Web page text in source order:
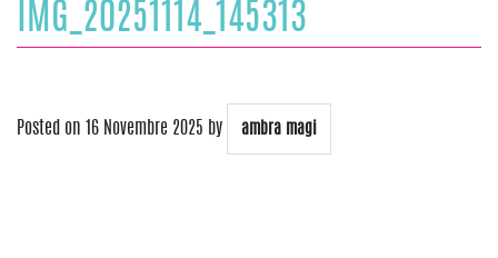
CAPPELLI INVERNALI DONNA
IMG_20251114_145313
Posted on 16 Novembre 2025 by ambra magi